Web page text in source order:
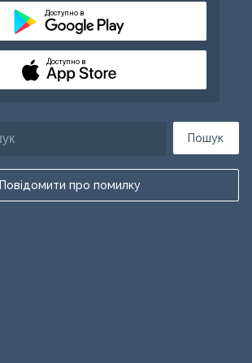
Пошук
Повідомити про помилку
Доступно в
Доступно в